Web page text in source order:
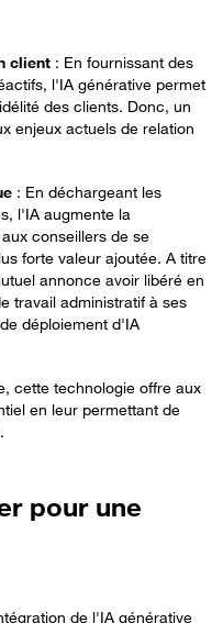
client : En fournissant des
l'IA générative permet
des clients. Donc, un
enjeux actuels de relation
: En déchargeant les
l'IA augmente la
conseillers de se
forte valeur ajoutée. A titre
annonce avoir libéré en
travail administratif à ses
déploiement d'IA
cette technologie offre aux
en leur permettant de
pour une
de l'IA générative